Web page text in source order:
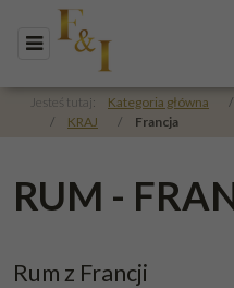
Menu
Jesteś tutaj: Kategoria główna /
/
KRAJ / Francja
RUM -
Rum z Francji